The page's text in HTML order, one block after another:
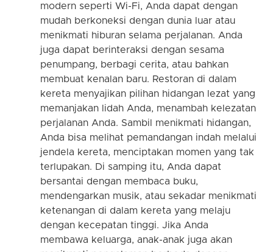
modern seperti Wi-Fi, Anda dapat dengan
mudah berkoneksi dengan dunia luar atau
menikmati hiburan selama perjalanan. Anda
juga dapat berinteraksi dengan sesama
penumpang, berbagi cerita, atau bahkan
membuat kenalan baru. Restoran di dalam
kereta menyajikan pilihan hidangan lezat yang
memanjakan lidah Anda, menambah kelezatan
perjalanan Anda. Sambil menikmati hidangan,
Anda bisa melihat pemandangan indah melalui
jendela kereta, menciptakan momen yang tak
terlupakan. Di samping itu, Anda dapat
bersantai dengan membaca buku,
mendengarkan musik, atau sekadar menikmati
ketenangan di dalam kereta yang melaju
dengan kecepatan tinggi. Jika Anda
membawa keluarga, anak-anak juga akan